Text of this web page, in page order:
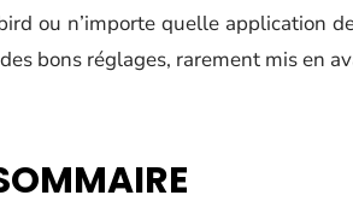
ou n’importe quelle application
bons réglages, rarement mis en